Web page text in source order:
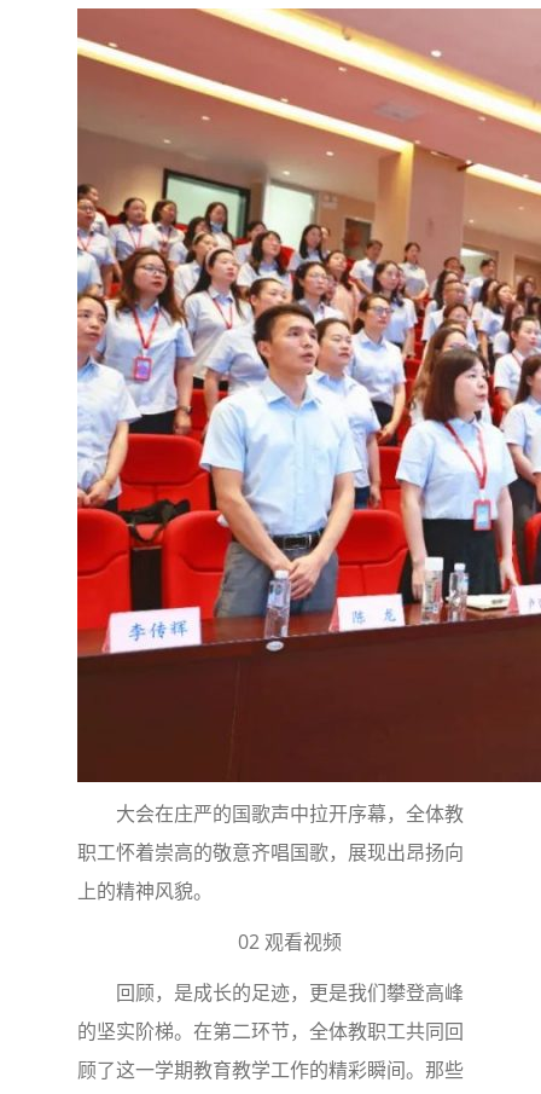
大会在庄严的国歌声中拉开序幕，全体教
职工怀着崇高的敬意齐唱国歌，展现出昂扬向
上的精神风貌。
02 观看视频
回顾，是成长的足迹，更是我们攀登高峰
的坚实阶梯。在第二环节，全体教职工共同回
顾了这一学期教育教学工作的精彩瞬间。那些